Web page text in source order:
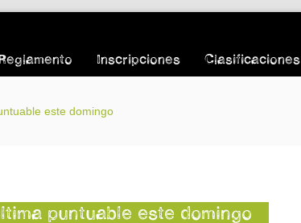
Inscripciones Clasificaciones
este domingo
puntuable este domingo